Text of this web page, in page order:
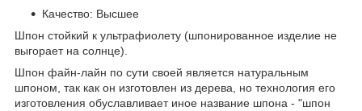
Качество: Высшее
Шпон стойкий к ультрафиолету (шпонированное изделие не
выгорает на солнце).
Шпон файн-лайн по сути своей является натуральным
шпоном, так как он изготовлен из дерева, но технология его
изготовления обуславливает иное название шпона - "шпон